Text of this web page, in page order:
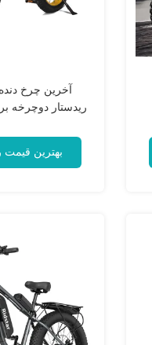
آخرين چرخ
ريدستار دوچرخه
بهترین قیمت